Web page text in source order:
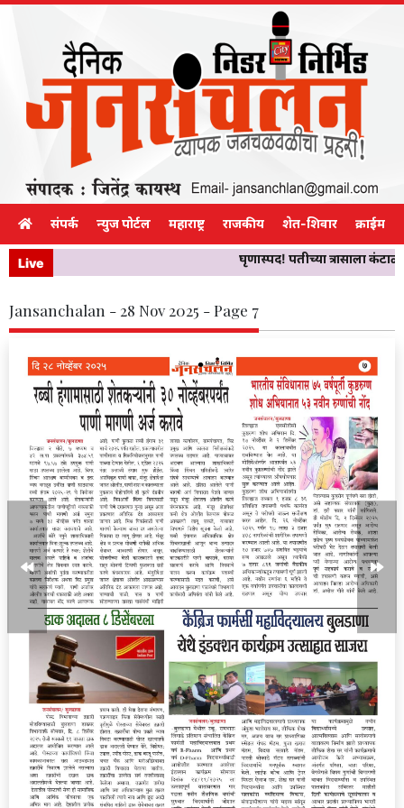
संपर्क न्युज पोर्टल महाराष्ट्र राजकीय शेत-शिवार क्राईम
Live घृणास्पद! पतीच्या त्रासाला
Jansanchalan - 28 Nov 2025 - Page 7